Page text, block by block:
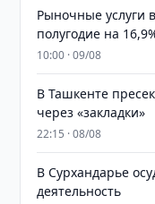
Рыночные услуги
полугодие на
10:00 · 09/08
В Ташкенте
через «закладки»
22:15 · 08/08
В Сурхандарье
деятельность